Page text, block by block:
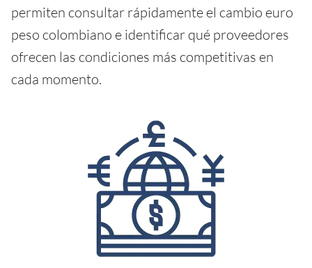
permiten consultar rápidamente el cambio euro
peso colombiano e identificar qué proveedores
ofrecen las condiciones más competitivas en
cada momento.